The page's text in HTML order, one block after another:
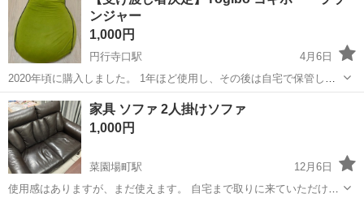
ンジャー
1,000円
円行寺口駅
4月6日
2020年頃に購入しました。 1年ほど使用し、その後は自宅で保管して
いました。 一部、擦れ等の汚れがありますが、 若干ヘタっています
が、使用に問題はありません。 中古品であることにご理解いただける
方にお譲りします。 値...
高知 高知市 円行寺口駅 ソファ
家具 ソファ 2人掛けソファ
1,000円
菜園場町駅
12月6日
使用感はありますが、まだ使えます。 自宅まで取りに来ていただける